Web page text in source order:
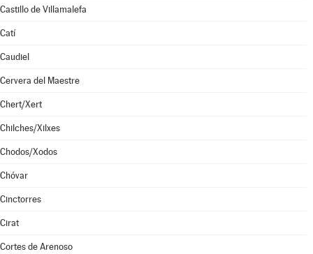
Castillo de Villamalefa
Catí
Caudiel
Cervera del Maestre
Chert/Xert
Chilches/Xilxes
Chodos/Xodos
Chóvar
Cinctorres
Cirat
Cortes de Arenoso